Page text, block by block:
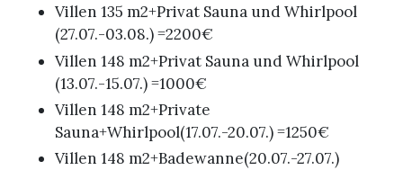
Villen 135 m2+Privat Sauna und Whirlpool
(27.07.-03.08.) =2200€
Villen 148 m2+Privat Sauna und Whirlpool
(13.07.-15.07.) =1000€
Villen 148 m2+Private
Sauna+Whirlpool(17.07.-20.07.) =1250€
Villen 148 m2+Badewanne(20.07.-27.07.)